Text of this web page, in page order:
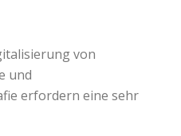
von
und
erfordern eine sehr